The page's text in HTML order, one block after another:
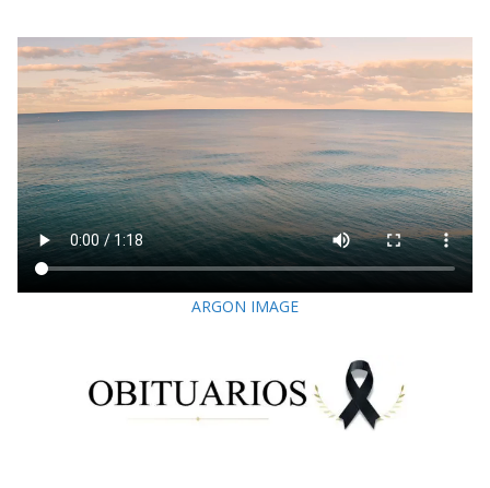
ARGON IMAGE